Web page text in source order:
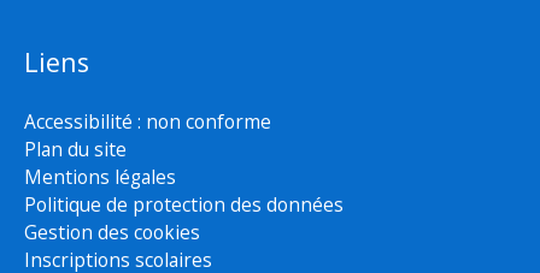
Liens
Accessibilité : non conforme
Plan du site
Mentions légales
Politique de protection des données
Gestion des cookies
Inscriptions scolaires